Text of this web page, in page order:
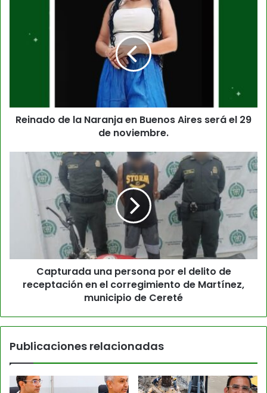
Reinado de la Naranja en Buenos Aires será el 29
de noviembre.
Capturada una persona por el delito de
receptación en el corregimiento de Martínez,
municipio de Cereté
Publicaciones relacionadas